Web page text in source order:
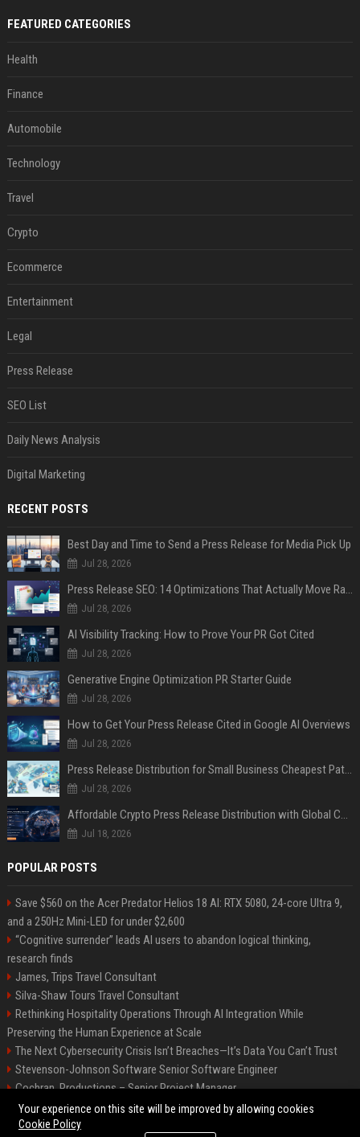
FEATURED CATEGORIES
Health
Finance
Automobile
Technology
Travel
Crypto
Ecommerce
Entertainment
Legal
Press Release
SEO List
Daily News Analysis
Digital Marketing
RECENT POSTS
Best Day and Time to Send a Press Release for Media Pick Up
Jul 28, 2026
Press Release SEO: 14 Optimizations That Actually Move Rankings
Jul 28, 2026
AI Visibility Tracking: How to Prove Your PR Got Cited
Jul 28, 2026
Generative Engine Optimization PR Starter Guide
Jul 28, 2026
How to Get Your Press Release Cited in Google AI Overviews
Jul 28, 2026
Press Release Distribution for Small Business Cheapest Path to Real Coverage
Jul 28, 2026
Affordable Crypto Press Release Distribution with Global Coverage
Jul 18, 2026
POPULAR POSTS
Save $560 on the Acer Predator Helios 18 AI: RTX 5080, 24-core Ultra 9,
and a 250Hz Mini-LED for under $2,600
“Cognitive surrender” leads AI users to abandon logical thinking,
research finds
James, Trips Travel Consultant
Silva-Shaw Tours Travel Consultant
Rethinking Hospitality Operations Through AI Integration While
Preserving the Human Experience at Scale
The Next Cybersecurity Crisis Isn’t Breaches—It’s Data You Can’t Trust
Stevenson-Johnson Software Senior Software Engineer
Cochran, Productions – Senior Project Manager
Green-Peterson Travel Senior Travel Consultant
Your experience on this site will be improved by allowing cookies
Cookie Policy